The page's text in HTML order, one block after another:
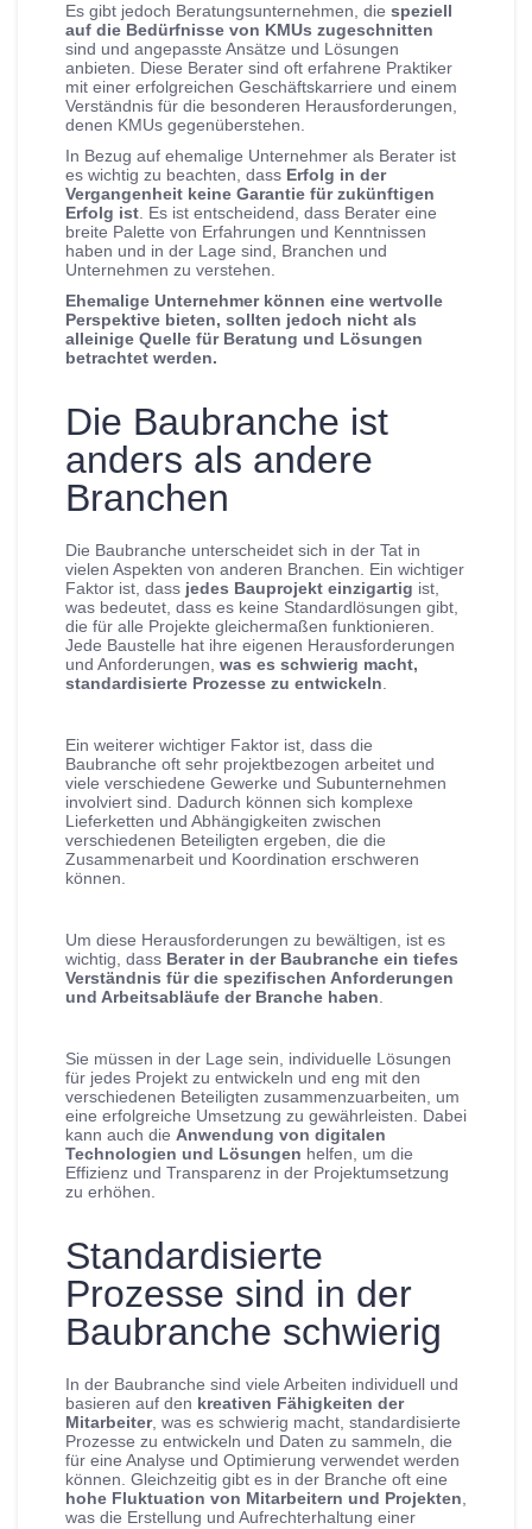
Es gibt jedoch Beratungsunternehmen, die speziell
auf die Bedürfnisse von KMUs zugeschnitten
sind und angepasste Ansätze und Lösungen
anbieten. Diese Berater sind oft erfahrene Praktiker
mit einer erfolgreichen Geschäftskarriere und einem
Verständnis für die besonderen Herausforderungen,
denen KMUs gegenüberstehen.
In Bezug auf ehemalige Unternehmer als Berater ist
es wichtig zu beachten, dass Erfolg in der
Vergangenheit keine Garantie für zukünftigen
Erfolg ist. Es ist entscheidend, dass Berater eine
breite Palette von Erfahrungen und Kenntnissen
haben und in der Lage sind, Branchen und
Unternehmen zu verstehen.
Ehemalige Unternehmer können eine wertvolle
Perspektive bieten, sollten jedoch nicht als
alleinige Quelle für Beratung und Lösungen
betrachtet werden.
Die Baubranche ist
anders als andere
Branchen
Die Baubranche unterscheidet sich in der Tat in
vielen Aspekten von anderen Branchen. Ein wichtiger
Faktor ist, dass jedes Bauprojekt einzigartig ist,
was bedeutet, dass es keine Standardlösungen gibt,
die für alle Projekte gleichermaßen funktionieren.
Jede Baustelle hat ihre eigenen Herausforderungen
und Anforderungen, was es schwierig macht,
standardisierte Prozesse zu entwickeln.
Ein weiterer wichtiger Faktor ist, dass die
Baubranche oft sehr projektbezogen arbeitet und
viele verschiedene Gewerke und Subunternehmen
involviert sind. Dadurch können sich komplexe
Lieferketten und Abhängigkeiten zwischen
verschiedenen Beteiligten ergeben, die die
Zusammenarbeit und Koordination erschweren
können.
Um diese Herausforderungen zu bewältigen, ist es
wichtig, dass Berater in der Baubranche ein tiefes
Verständnis für die spezifischen Anforderungen
und Arbeitsabläufe der Branche haben.
Sie müssen in der Lage sein, individuelle Lösungen
für jedes Projekt zu entwickeln und eng mit den
verschiedenen Beteiligten zusammenzuarbeiten, um
eine erfolgreiche Umsetzung zu gewährleisten. Dabei
kann auch die Anwendung von digitalen
Technologien und Lösungen helfen, um die
Effizienz und Transparenz in der Projektumsetzung
zu erhöhen.
Standardisierte
Prozesse sind in der
Baubranche schwierig
In der Baubranche sind viele Arbeiten individuell und
basieren auf den kreativen Fähigkeiten der
Mitarbeiter, was es schwierig macht, standardisierte
Prozesse zu entwickeln und Daten zu sammeln, die
für eine Analyse und Optimierung verwendet werden
können. Gleichzeitig gibt es in der Branche oft eine
hohe Fluktuation von Mitarbeitern und Projekten,
was die Erstellung und Aufrechterhaltung einer